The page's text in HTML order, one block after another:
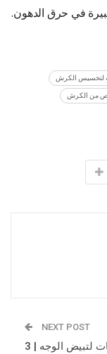
في حرق الدهون.
لتخسيس الكرش
من الكرش
NEXT POST
وصفات لتبيض الوجه | 3